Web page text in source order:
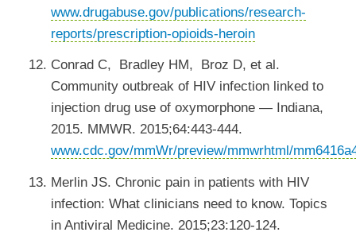
www.drugabuse.gov/publications/research-
reports/prescription-opioids-heroin
Conrad C, Bradley HM, Broz D, et al.
Community outbreak of HIV infection linked to
injection drug use of oxymorphone — Indiana,
2015. MMWR. 2015;64:443-444.
www.cdc.gov/mmWr/preview/mmwrhtml/
Merlin JS. Chronic pain in patients with HIV
infection: What clinicians need to know. Topics
in Antiviral Medicine. 2015;23:120-124.